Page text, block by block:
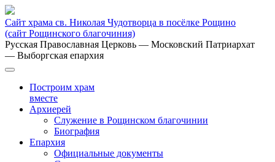
Сайт храма св. Николая Чудотворца в посёлке Рощино
(сайт Рощинского благочиния)
Русская Православная Церковь — Московский Патриархат
— Выборгская епархия
Построим храм
вместе
Архиерей
Служение в Рощинском благочинии
Биография
Епархия
Официальные документы